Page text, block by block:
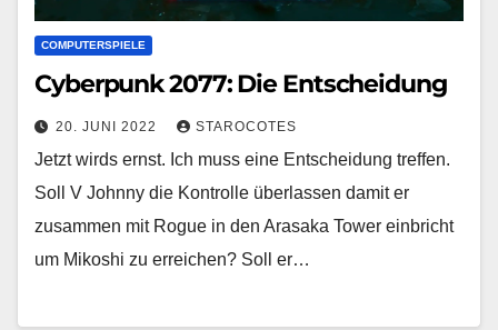
COMPUTERSPIELE
Cyberpunk 2077: Die Entscheidung
20. JUNI 2022 STAROCOTES
Jetzt wirds ernst. Ich muss eine Entscheidung treffen.
Soll V Johnny die Kontrolle überlassen damit er
zusammen mit Rogue in den Arasaka Tower einbricht
um Mikoshi zu erreichen? Soll er…